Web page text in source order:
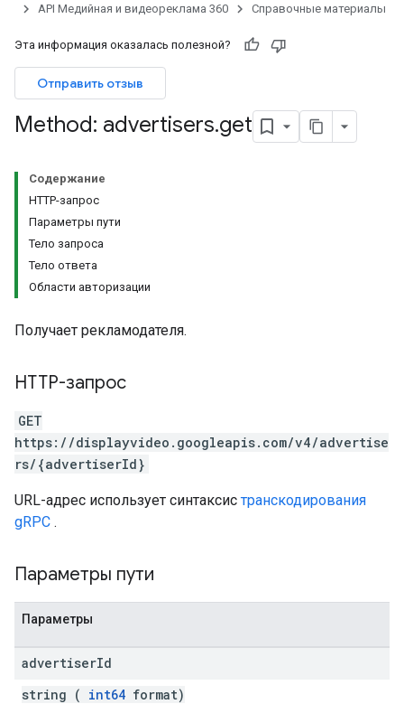
API Медийная и видеореклама 360
Справочные материалы
Эта информация оказалась полезной?
Отправить отзыв
Method: advertisers.get
Содержание
HTTP-запрос
Параметры пути
Тело запроса
Тело ответа
Области авторизации
Получает рекламодателя.
HTTP-запрос
GET
https://displayvideo.googleapis.com/v4/advertise
rs/{advertiserId}
URL-адрес использует синтаксис транскодирования
gRPC .
Параметры пути
Параметры
advertiserId
string ( int64 format)